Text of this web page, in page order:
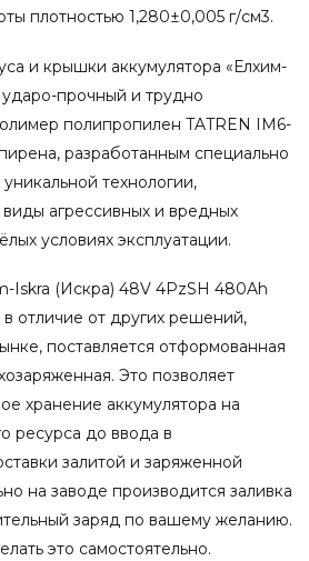
плотностью 1,280±0,005 г/см3.
и крышки аккумулятора «Елхим-
ударо-прочный и трудно
полипропилен TATREN IM6-
разработанным специально
технологии,
агрессивных и вредных
условиях эксплуатации.
Iskra (Искра) 48V 4PzSH 480Ah
в отличие от других решений,
поставляется отформованная
Это позволяет
хранение аккумулятора на
ресурса до ввода в
залитой и заряженной
на заводе производится заливка
заряд по вашему желанию.
это самостоятельно.